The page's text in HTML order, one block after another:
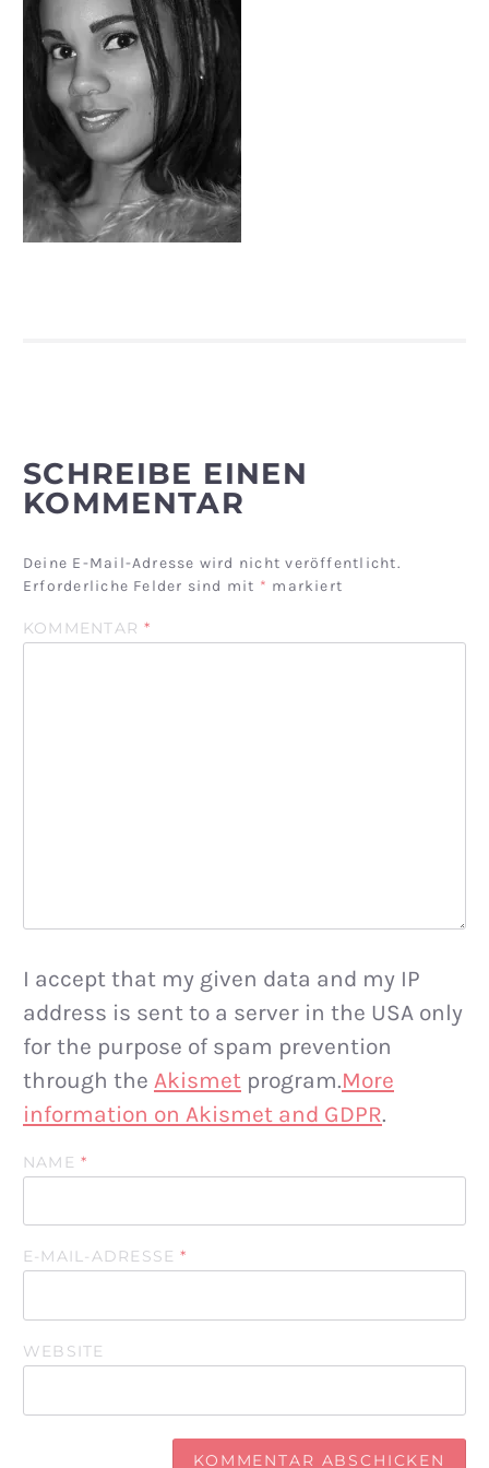
SCHREIBE EINEN
KOMMENTAR
Deine E-Mail-Adresse wird nicht veröffentlicht.
Erforderliche Felder sind mit * markiert
KOMMENTAR*
I accept that my given data and my IP
address is sent to a server in the USA only
for the purpose of spam prevention
through the Akismet program.More
information on Akismet and GDPR.
NAME*
E-MAIL-ADRESSE*
WEBSITE